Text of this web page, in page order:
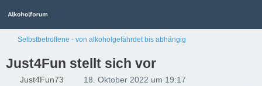
Selbstbetroffene - von alkoholgefährdet bis abhängig
Just4Fun stellt sich vor
Just4Fun73 18. Oktober 2022 um 19:17